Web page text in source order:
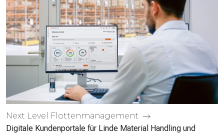
Next Level Flotten­management
Digitale Kunden­portale für Linde Material Handling und